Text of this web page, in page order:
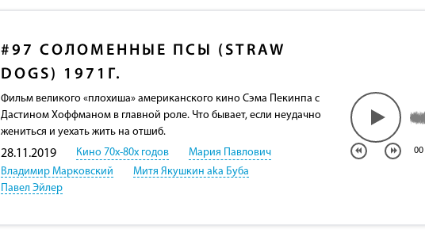
#97 СОЛОМЕННЫЕ ПСЫ (STRAW
DOGS) 1971Г.
Фильм великого «плохиша» американского кино Сэма Пекинпа с
Дастином Хоффманом в главной роле. Что бывает, если неудачно
жениться и уехать жить на отшиб.
28.11.2019 Кино 70х-80х годов
Мария Павлович
Владимир Марковский
Митя Якушкин aka Буба
Павел Эйлер
00